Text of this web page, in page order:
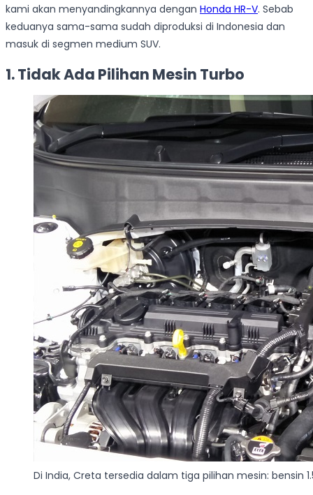
kami akan menyandingkannya dengan Honda HR-V. Sebab
keduanya sama-sama sudah diproduksi di Indonesia dan
masuk di segmen medium SUV.
1. Tidak Ada Pilihan Mesin Turbo
Di India, Creta tersedia dalam tiga pilihan mesin: bensin